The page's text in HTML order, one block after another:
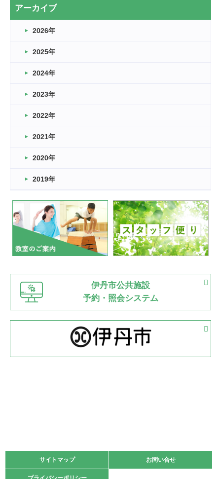
2026.03.20
なぎなた
2026.03.16
車いすバスケとRくんのお話
卒業・卒園の季節★
2026.03.11
緑ケ丘体育館
2022.11.03
緑ケ丘体育館
いたっぼーる大会☆彡
緑ケ丘体育館
2022.07.03
市内総合体育大会が開始
緑ケ丘体育館 猪名川運動広場
古池運動広場
2022.06.12
県知事杯争奪バレーボール大会が開催
緑ケ丘体育館
2022.05.05
体育協会長杯 バドミントン競技の部
2022.05.22
緑ケ丘体育館
2021.10.23
アーカイブ
2026年
2025年
2024年
2023年
2022年
2021年
2020年
2019年
伊丹市公共施設
予約・照会システム
サイトマップ お問い合せ
サイトマップ お問い合せ